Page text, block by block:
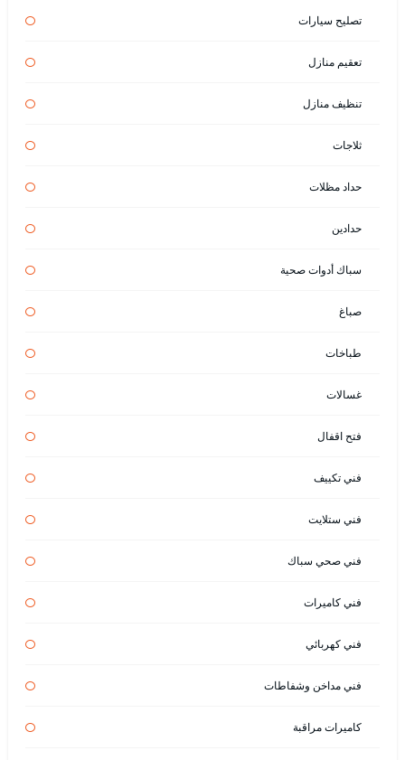
تصليح سيارات
تعقيم منازل
تنظيف منازل
ثلاجات
حداد مظلات
حدادين
سباك أدوات صحية
صباغ
طباخات
غسالات
فتح اقفال
فني تكييف
فني ستلايت
فني صحي سباك
فني كاميرات
فني كهربائي
فني مداخن وشفاطات
كاميرات مراقبة